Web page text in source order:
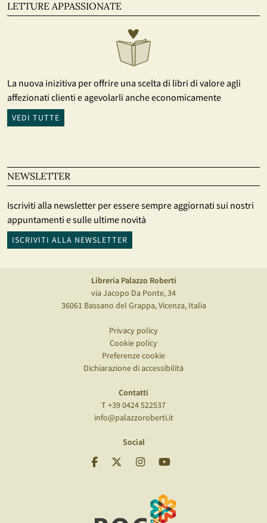
LETTURE APPASSIONATE
La nuova inizitiva per offrire una scelta di libri di valore agli
affezionati clienti e agevolarli anche economicamente
VEDI TUTTE
NEWSLETTER
Iscriviti alla newsletter per essere sempre aggiornati sui nostri
appuntamenti e sulle ultime novità
ISCRIVITI ALLA NEWSLETTER
Libreria Palazzo Roberti
via Jacopo Da Ponte, 34
36061 Bassano del Grappa, Vicenza, Italia
Privacy policy
Cookie policy
Preferenze cookie
Dichiarazione di accessibilità
Contatti
T +39 0424 522537
info@palazzoroberti.it
Social